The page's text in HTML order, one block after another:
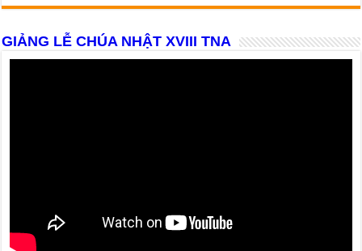
GIẢNG LỄ CHÚA NHẬT XVIII TNA